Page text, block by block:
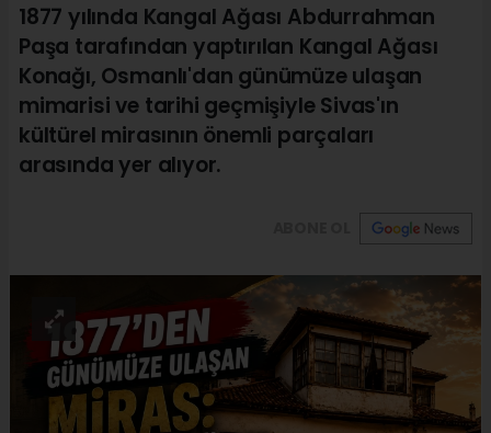
1877 yılında Kangal Ağası Abdurrahman
Paşa tarafından yaptırılan Kangal Ağası
Konağı, Osmanlı'dan günümüze ulaşan
mimarisi ve tarihi geçmişiyle Sivas'ın
kültürel mirasının önemli parçaları
arasında yer alıyor.